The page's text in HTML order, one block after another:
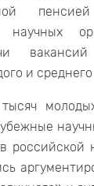
и среднего
российской